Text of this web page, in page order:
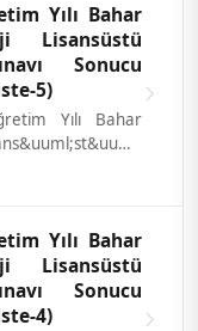
Yılı Bahar
Lisansüstü
Sonucu
5)
Yılı Bahar
Yılı Bahar
Lisansüstü
Sonucu
4)